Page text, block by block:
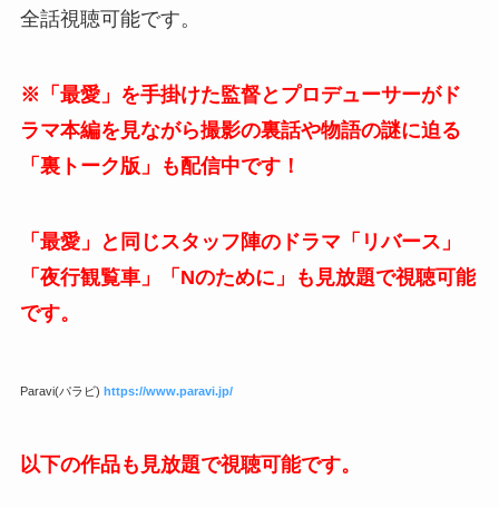
全話視聴可能です。
※「最愛」を手掛けた監督とプロデューサーがド
ラマ本編を見ながら撮影の裏話や物語の謎に迫る
「裏トーク版」も配信中です！
「最愛」と同じスタッフ陣のドラマ「リバース」
「夜行観覧車」「Nのために」も見放題で視聴可能
です。
Paravi(パラビ) https://www.paravi.jp/
以下の作品も見放題で視聴可能です。